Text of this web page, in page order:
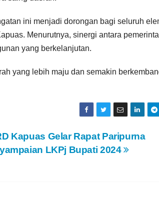
ini menjadi dorongan bagi seluruh
Menurutnya, sinergi antara
yang berkelanjutan.
yang lebih maju dan semakin
Kapuas Gelar Rapat Paripurna
LKPj Bupati 2024